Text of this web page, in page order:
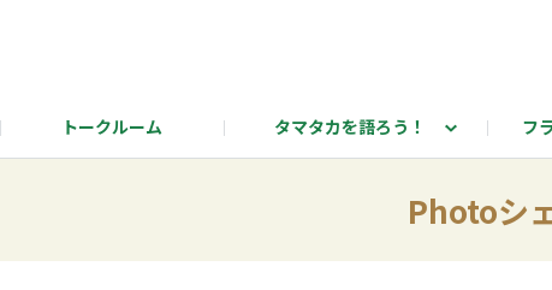
トークルーム タマタカを語ろう！ フ
Photoシ